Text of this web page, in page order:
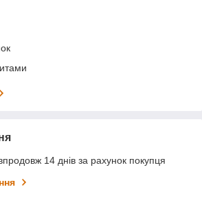
14 днів за рахунок покупця